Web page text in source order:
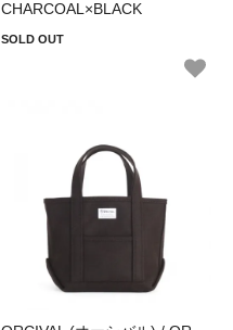
CHARCOAL×BLACK
SOLD OUT